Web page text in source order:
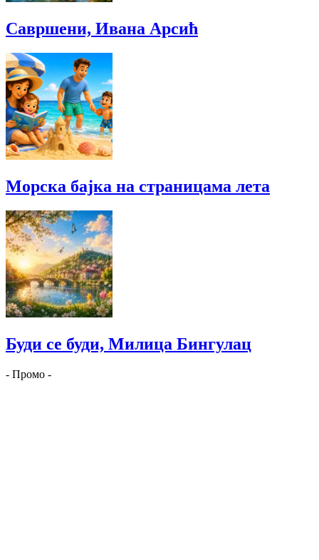
Савршени, Ивана Арсић
Морска бајка на страницама лета
Буди се буди, Милица Бингулац
- Промо -